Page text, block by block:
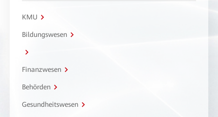
KMU
Bildungswesen
Finanzwesen
Behörden
Gesundheitswesen